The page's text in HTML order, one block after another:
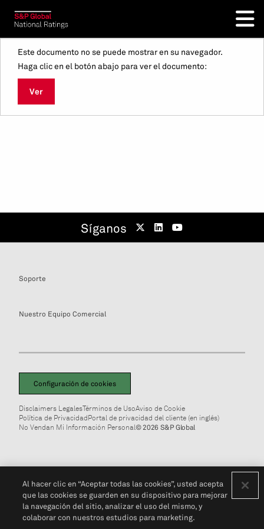
Este documento no se puede mostrar en su navegador.
Haga clic en el botón abajo para ver el documento:
Ver
Síganos
Soporte
Nuestro Equipo Comercial
Configuración de cookies
Disclaimers LegalesTérminos de UsoAviso de Cookie
Política de PrivacidadPortal de privacidad del cliente (en inglés)
No Vendan Mi Información Personal© 2026 S&P Global
Al hacer clic en “Aceptar todas las cookies”, usted acepta
que las cookies se guarden en su dispositivo para mejorar
la navegación del sitio, analizar el uso del mismo, y
colaborar con nuestros estudios para marketing.